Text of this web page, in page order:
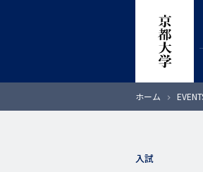
ン
ホーム
入試